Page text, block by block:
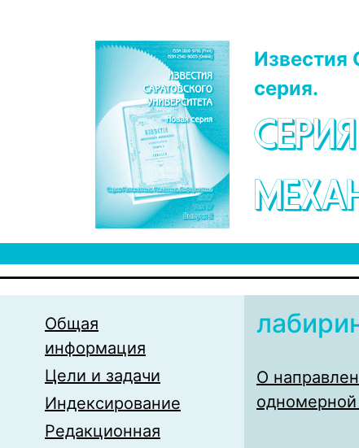
Известия
серия.
Общая
информация
Цели и задачи
Индексирование
Редакционная
О